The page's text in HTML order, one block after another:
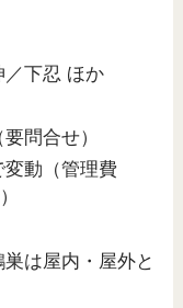
／下忍 ほか
問合せ）
動（管理費
は屋内・屋外と